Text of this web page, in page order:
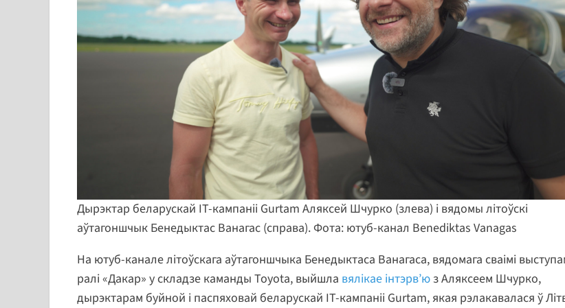
Дырэктар беларускай IT-кампаніі Gurtam Аляксей Шчурко (злева) і вядомы літоўскі
аўтагоншчык Бенедыктас Ванагас (справа). Фота: ютуб-канал Benediktas Vanagas
На ютуб-канале літоўскага аўтагоншчыка Бенедыктаса Ванагаса, вядомага сваімі
ралі «Дакар» у складзе каманды Toyota, выйшла вялікае інтэрв’ю з Аляксеем Шчурко,
дырэктарам буйной і паспяховай беларускай IT-кампаніі Gurtam, якая рэлакавалася ў